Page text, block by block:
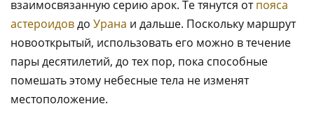
взаимосвязанную серию арок. Те тянутся отпояса
астероидовдо Урана и дальше. Поскольку маршрут
новооткрытый, использовать его можно в течение
пары десятилетий, до тех пор, пока способные
помешать этому небесные тела не изменят
местоположение.